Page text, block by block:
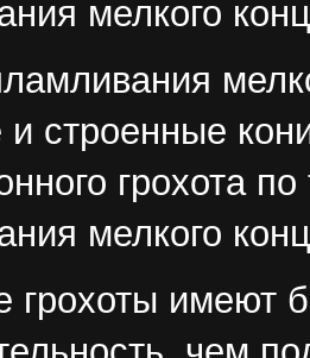
мелкого
строенные
грохота
мелкого
грохоты имеют